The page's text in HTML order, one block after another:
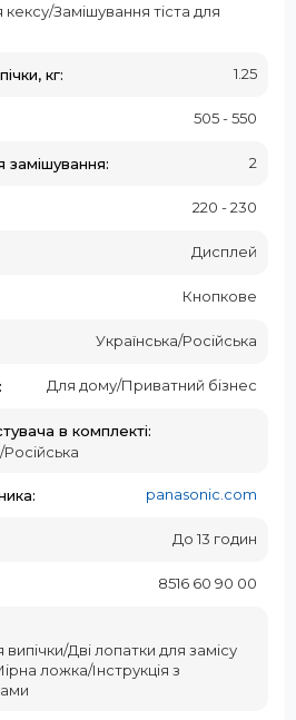
кексу/Замішування тіста для
кг: 1.25
505 - 550
замішування: 2
220 - 230
Дисплей
Кнопкове
Українська/Російська
Для дому/Приватний бізнес
в комплекті:
panasonic.com
До 13 годин
8516 60 90 00
Дві лопатки для замісу
ложка/Інструкція з